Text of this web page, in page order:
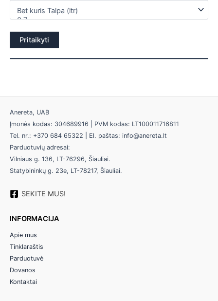
Pritaikyti
Anereta, UAB
Įmonės kodas: 304689916 | PVM kodas: LT100011716811
Tel. nr.: +370 684 65322 | El. paštas: info@anereta.lt
Parduotuvių adresai:
Vilniaus g. 136, LT-76296, Šiauliai.
Statybininkų g. 23e, LT-78217, Šiauliai.
SEKITE MUS!
INFORMACIJA
Apie mus
Tinklaraštis
Parduotuvė
Dovanos
Kontaktai